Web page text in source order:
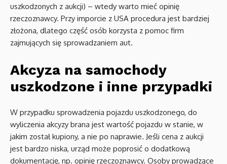
uszkodzonych z aukcji) – wtedy warto mieć opinię
rzeczoznawcy. Przy imporcie z USA procedura jest bardziej
złożona, dlatego część osób korzysta z pomoc firm
zajmujących się sprowadzaniem aut.
Akcyza na samochody
uszkodzone i inne przypadki
W przypadku sprowadzenia pojazdu uszkodzonego, do
wyliczenia akcyzy brana jest wartość pojazdu w stanie, w
jakim został kupiony, a nie po naprawie. Jeśli cena z aukcji
jest bardzo niska, urząd może poprosić o dodatkową
dokumentację, np. opinię rzeczoznawcy. Osoby prowadzące